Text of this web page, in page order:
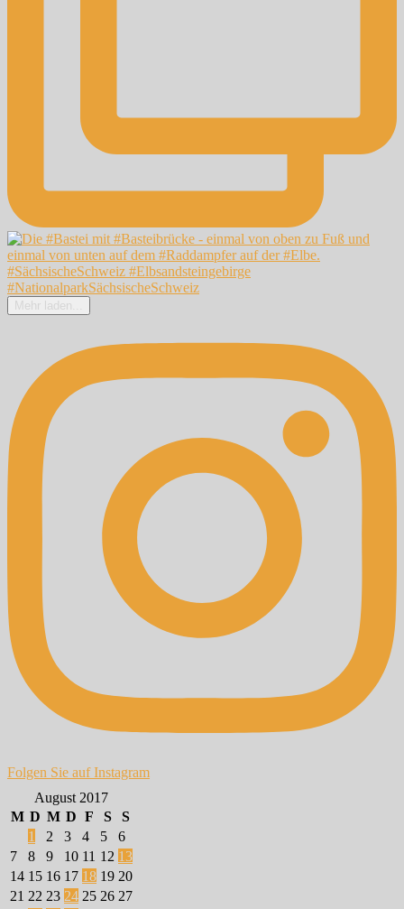
Mehr laden...
Folgen Sie auf Instagram
August 2017
M D M D F S
S
1
2 3 4 5
6
7
8 9 10 11 12 13
14 15 16 17 18 19 20
21 22 23 24 25 26 27